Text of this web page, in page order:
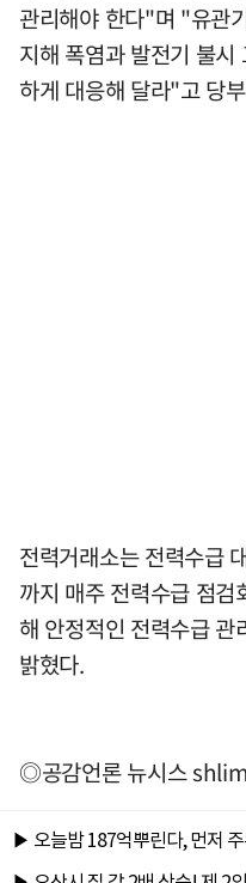
관리해야 한다"며 "유관
지해 폭염과 발전기 불
하게 대응해 달라"고 당
전력거래소는 전력수급
까지 매주 전력수급 점
해 안정적인 전력수급
밝혔다.
◎공감언론 뉴시스